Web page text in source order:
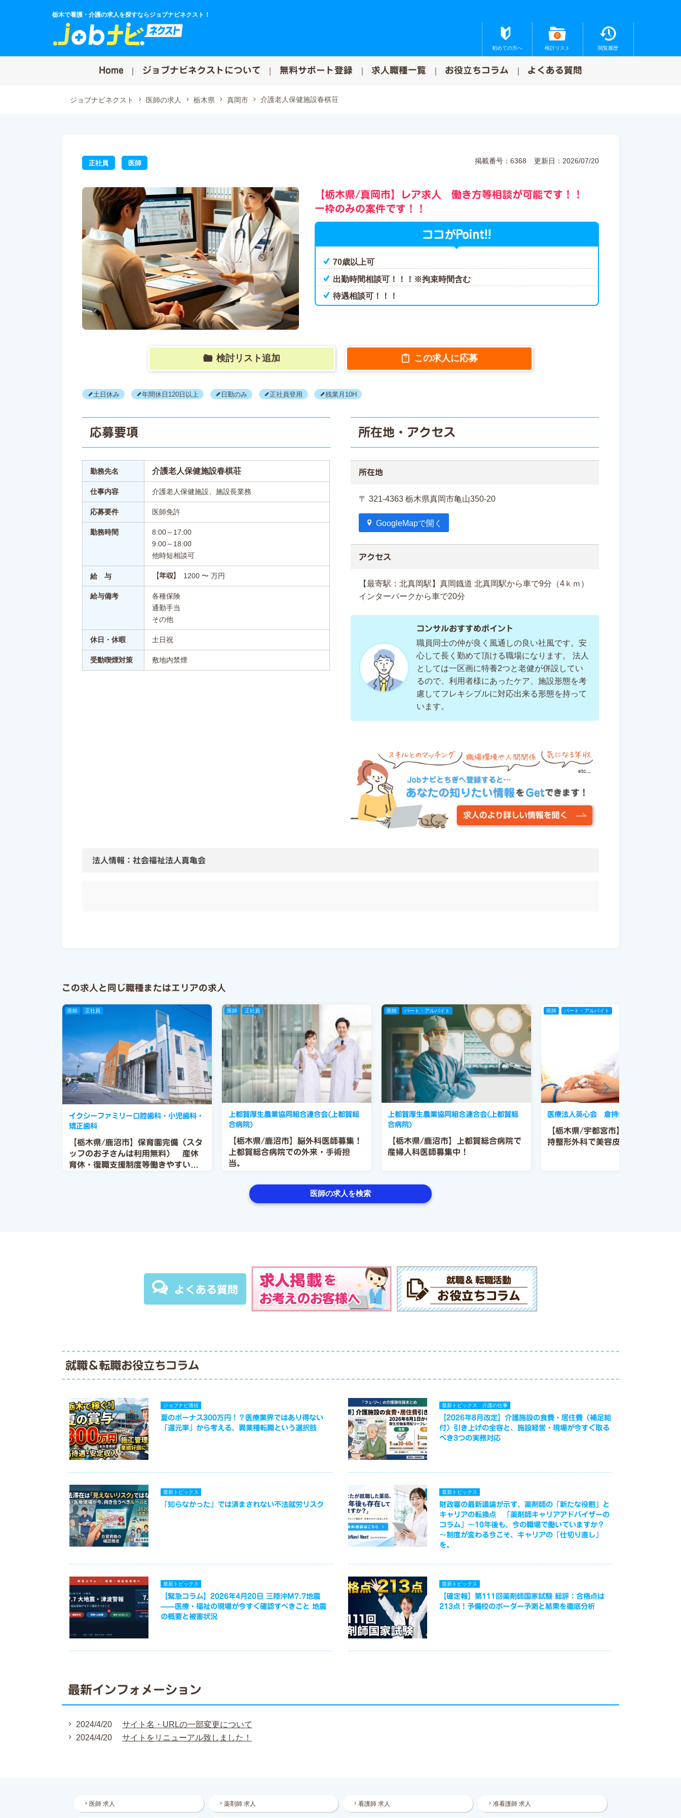
栃木で看護・介護の求人を探すならジョブナビネクスト！
初めての方へ
0
検討リスト 閲覧履歴
Home ジョブナビネクストについて 無料サポート登録 求人職種一覧 お役立ちコラム よくある質問
ジョブナビネクスト 医師の求人 栃木県 真岡市 介護老人保健施設春棋荘
掲載番号：6368 更新日：2026/07/20
正社員 医師
【栃木県/真岡市】レア求人 働き方等相談が可能です！！
一枠のみの案件です！！
ココがPoint!!
70歳以上可
出勤時間相談可！！！※拘束時間含む
待遇相談可！！！
検討リスト追加 この求人に応募
土日休み 年間休日120日以上 日勤のみ 正社員登用 残業月10H
応募要項
勤務先名 介護老人保健施設春棋荘
仕事内容 介護老人保健施設、施設長業務
応募要件 医師免許
勤務時間
8:00～17:00
9:00～18:00
他時短相談可
給 与 【年収】 1200 〜 万円
給与備考
各種保険
通勤手当
その他
休日・休暇 土日祝
受動喫煙対策 敷地内禁煙
所在地・アクセス
所在地
〒 321-4363 栃木県真岡市亀山350-20
GoogleMapで開く
アクセス
【最寄駅：北真岡駅】真岡鐡道 北真岡駅から車で9分（4ｋｍ）
インターパークから車で20分
コンサルおすすめポイント
職員同士の仲が良く風通しの良い社風です。安
心して長く勤めて頂ける職場になります。 法人
としては一区画に特養2つと老健が併設してい
るので、利用者様にあったケア、施設形態を考
慮してフレキシブルに対応出来る形態を持って
います。
法人情報：社会福祉法人真亀会
この求人と同じ職種またはエリアの求人
医師 正社員
【栃木県/鹿沼市】保育園完備（スタ
ッフのお子さんは利用無料） 産休
育休・復職支援制度等働きやすい環
イクシーファミリー口腔歯科・小児歯科・
矯正歯科
医師 正社員
【栃木県/鹿沼市】脳外科医師募集！
上都賀総合病院での外来・手術担
当。
上都賀厚生農業協同組合連合会(上都賀総
合病院)
医師 パート・アルバイト
【栃木県/鹿沼市】上都賀総合病院で
産婦人科医師募集中！
上都賀厚生農業協同組合連合会(上都賀総
合病院)
医師 パート・アルバイト
【栃木県/宇都宮市】柔軟シフト！倉
持整形外科で美容皮膚科医募集
医療法人英心会 倉持病院
医師の求人を検索
よくある質問
就職＆転職お役立ちコラム
ジョブナビ通信
夏のボーナス300万円！？医療業界ではあり得ない
「還元率」から考える、異業種転職という選択肢
最新トピックス 介護の仕事
【2026年8月改定】介護施設の食費・居住費（補足給
付）引き上げの全容と、施設経営・現場が今すぐ取る
べき3つの実務対応
最新トピックス
「知らなかった」では済まされない不法就労リスク
最新トピックス
財政審の最新議論が示す、薬剤師の「新たな役割」と
キャリアの転換点 「薬剤師キャリアアドバイザーの
コラム」～10年後も、今の職場で働いていますか？
～制度が変わる今こそ、キャリアの「仕切り直し」
を。
最新トピックス
【緊急コラム】2026年4月20日 三陸沖M7.7地震
——医療・福祉の現場が今すぐ確認すべきこと 地震
の概要と被害状況
最新トピックス
【確定報】第111回薬剤師国家試験 総評：合格点は
213点！予備校のボーダー予測と結果を徹底分析
最新インフォメーション
2024/4/20
サイト名・URLの一部変更について
2024/4/20
サイトをリニューアル致しました！
医師 求人 薬剤師 求人 看護師 求人 准看護師 求人